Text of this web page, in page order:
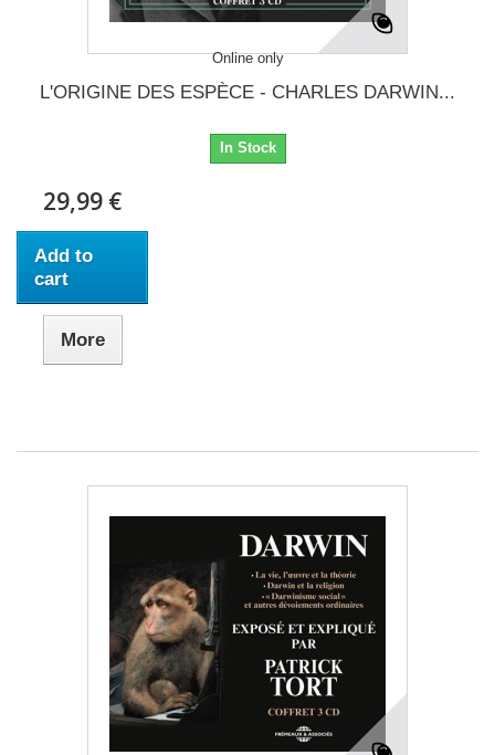
Online only
L'ORIGINE DES ESPÈCE - CHARLES DARWIN...
In Stock
29,99 €
Add to
cart
More